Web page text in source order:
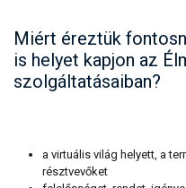
Miért éreztük
is helyet kapjon az
szolgáltatásaiban?
a virtuális világ helyett, a
résztvevőket